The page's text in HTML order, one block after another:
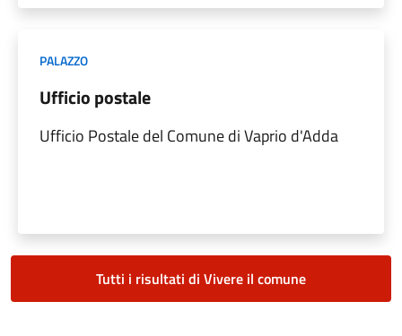
PALAZZO
Ufficio postale
Ufficio Postale del Comune di Vaprio d'Adda
Tutti i risultati di Vivere il comune